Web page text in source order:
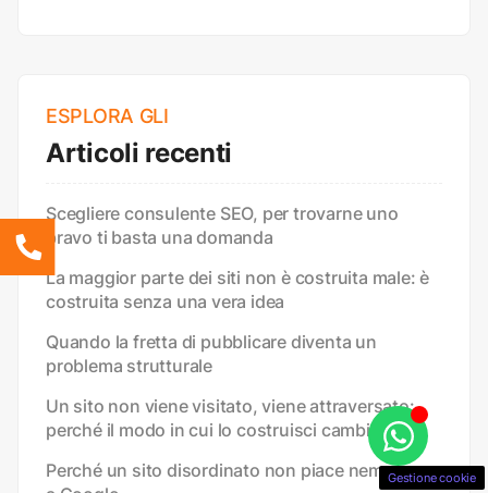
ESPLORA GLI
Articoli recenti
Scegliere consulente SEO, per trovarne uno
bravo ti basta una domanda
La maggior parte dei siti non è costruita male: è
costruita senza una vera idea
Quando la fretta di pubblicare diventa un
problema strutturale
Un sito non viene visitato, viene attraversato:
perché il modo in cui lo costruisci cambia tutto
Perché un sito disordinato non piace nemmenoGestione cookie